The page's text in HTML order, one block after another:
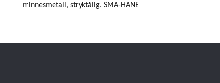
minnesmetall, stryktålig. SMA-HANE